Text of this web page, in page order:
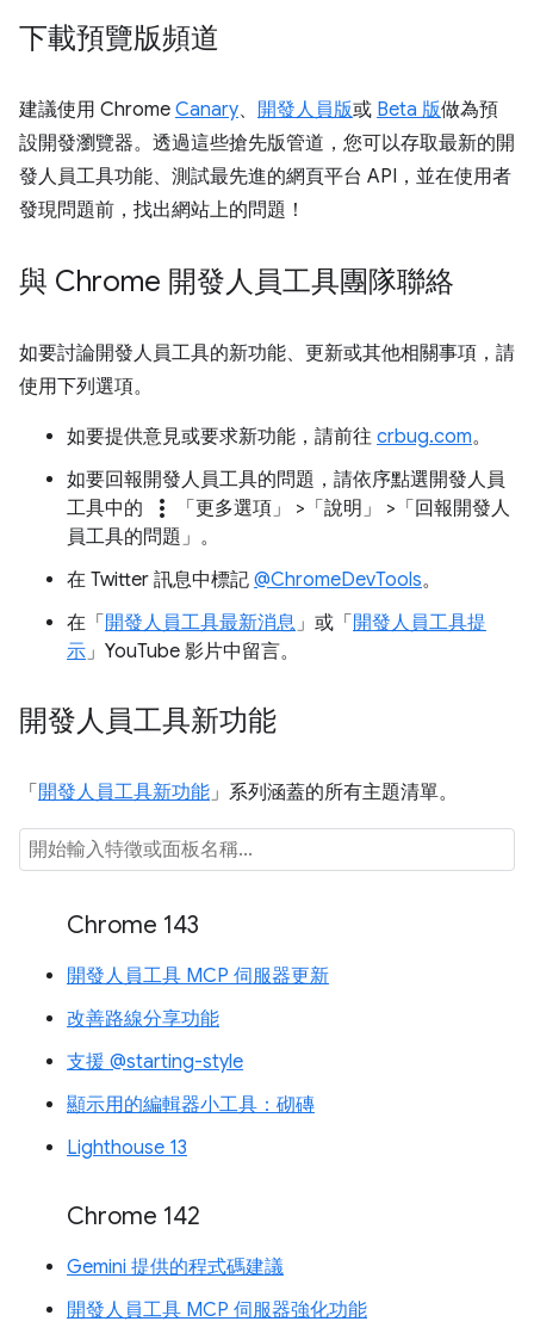
下載預覽版頻道
建議使用 Chrome Canary、 開發人員版或 Beta 版做為預
設開發瀏覽器。透過這些搶先版管道，您可以存取最新的開
發人員工具功能、測試最先進的網頁平台 API，並在使用者
發現問題前，找出網站上的問題！
與 Chrome 開發人員工具團隊聯絡
如要討論開發人員工具的新功能、更新或其他相關事項，請
使用下列選項。
如要提供意見或要求新功能，請前往 crbug.com。
如要回報開發人員工具的問題，請依序點選開發人員
工具中的
more_vert 「更多選項」 >「說明」
>「回報開發人
員工具的問題」 。
在 Twitter 訊息中標記 @ChromeDevTools。
在「 開發人員工具最新消息」或「 開發人員工具提
示」YouTube 影片中留言。
開發人員工具新功能
「 開發人員工具新功能」系列涵蓋的所有主題清單。
Chrome 143
開發人員工具 MCP 伺服器更新
改善路線分享功能
支援 @starting-style
顯示用的編輯器小工具：砌磚
Lighthouse 13
Chrome 142
Gemini 提供的程式碼建議
開發人員工具 MCP 伺服器強化功能